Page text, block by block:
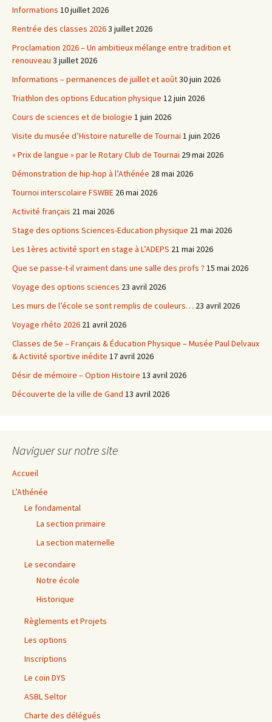
Informations 10 juillet 2026
Rentrée des classes 20263 juillet 2026
Proclamation 2026 – Un ambitieux mélange entre tradition et
renouveau 3 juillet 2026
Informations – permanences de juillet et août30 juin 2026
Triathlon des options Education physique 12 juin 2026
Cours de sciences et de biologie 1 juin 2026
Visite du musée d’Histoire naturelle de Tournai 1 juin 2026
« Prix de langue » par le Rotary Club de Tournai 29 mai 2026
Démonstration de hip-hop à l’Athénée 28 mai 2026
Tournoi interscolaire FSWBE 26 mai 2026
Activité français 21 mai 2026
Stage des options Sciences-Education physique 21 mai 2026
Les 1ères activité sport en stage à L’ADEPS 21 mai 2026
Que se passe-t-il vraiment dans une salle des profs ? 15 mai 2026
Voyage des options sciences 23 avril 2026
Les murs de l’école se sont remplis de couleurs… 23 avril 2026
Voyage rhéto 2026 21 avril 2026
Classes de 5e – Français & Éducation Physique – Musée Paul Delvaux
& Activité sportive inédite 17 avril 2026
Désir de mémoire – Option Histoire 13 avril 2026
Découverte de la ville de Gand 13 avril 2026
Naviguer sur notre site
Accueil
L’Athénée
Le fondamental
La section primaire
La section maternelle
Le secondaire
Notre école
Historique
Règlements et Projets
Les options
Inscriptions
Le coin DYS
ASBL Seltor
Charte des délégués